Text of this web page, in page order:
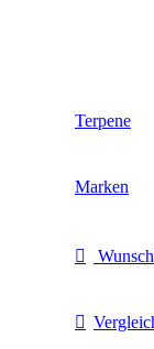
Terpene
Marken